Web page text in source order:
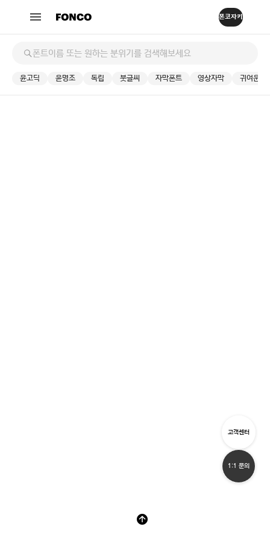
/home/live/www/manzizak/detail.php
윤고딕 윤명조 독립 붓글씨 자막폰트 영상자막 귀여운
고객센터
1:1 문의